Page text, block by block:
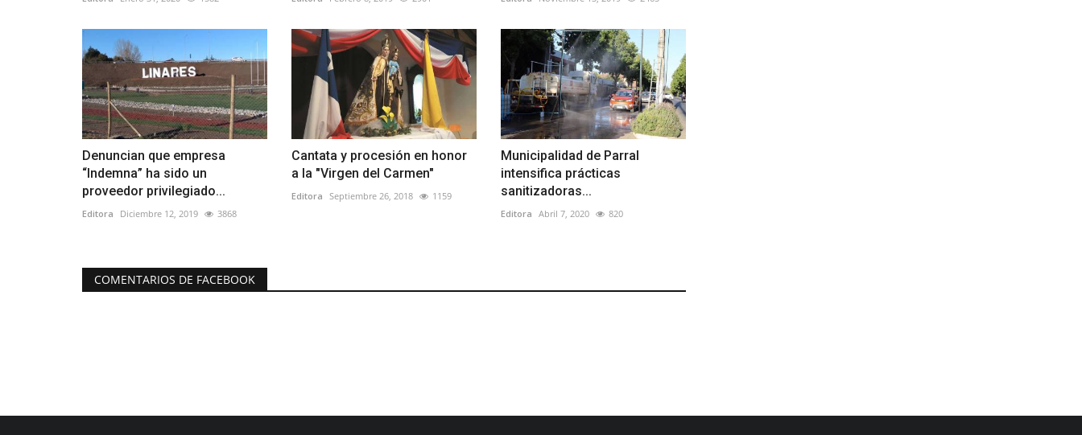
Denuncian que empresa
“Indemna” ha sido un
proveedor privilegiado...
Editora Diciembre 12, 2019 3868
Cantata y procesión en honor
a la "Virgen del Carmen"
Editora Septiembre 26, 2018 1159
Municipalidad de Parral
intensifica prácticas
sanitizadoras...
Editora Abril 7, 2020 820
COMENTARIOS DE FACEBOOK